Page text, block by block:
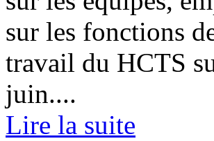
sur les fonctions
travail du HCTS
juin....
Lire la suite